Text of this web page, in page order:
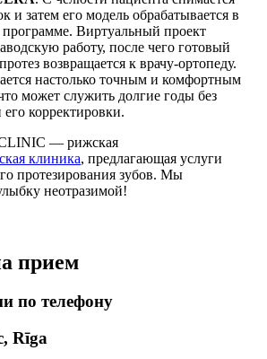
и затем его модель обрабатывается в
Виртуальный проект
работу, после чего готовый
возвращается к врачу-ортопеду.
настолько точным и комфортным
может служить долгие годы без
корректировки.
— рижская
клиника, предлагающая услуги
протезирования зубов. Мы
неотразимой!
прием
по телефону
Rīga